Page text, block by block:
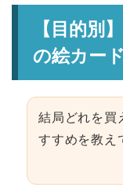
【目的別
の絵カー
結局どれを買
すすめを教え